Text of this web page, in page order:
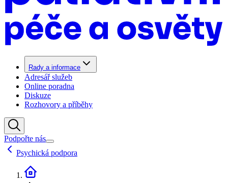
Rady a informace
Adresář služeb
Online poradna
Diskuze
Rozhovory a příběhy
Podpořte nás
Psychická podpora